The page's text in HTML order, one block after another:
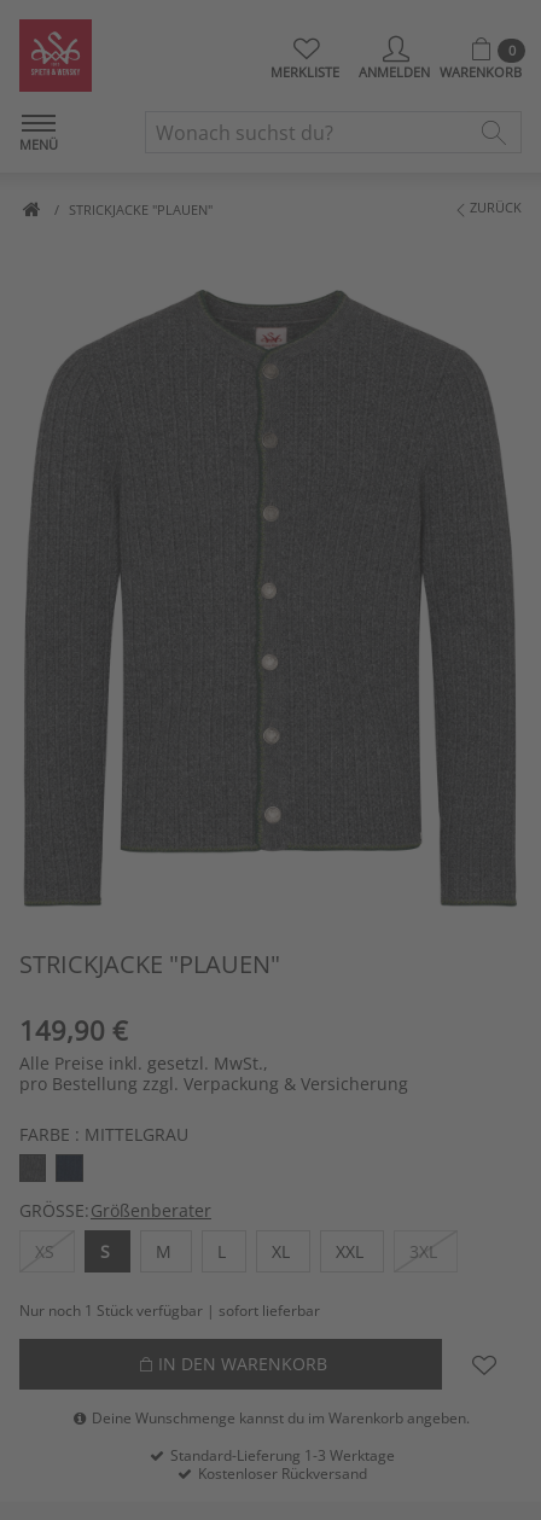
MERKLISTE ANMELDEN
0
WARENKORB
MENÜ
STRICKJACKE "PLAUEN" ZURÜCK
Artikelbilder überspringen
STRICKJACKE "PLAUEN"
149,90 €
Alle Preise inkl. gesetzl. MwSt.,
pro Bestellung zzgl. Verpackung & Versicherung
FARBE : MITTELGRAU
GRÖSSE:Größenberater
XS
S M L XL XXL 3XL
Nur noch 1 Stück verfügbar | sofort lieferbar
IN DEN WARENKORB
Deine Wunschmenge kannst du im Warenkorb angeben.
Standard-Lieferung 1-3 Werktage
Kostenloser Rückversand